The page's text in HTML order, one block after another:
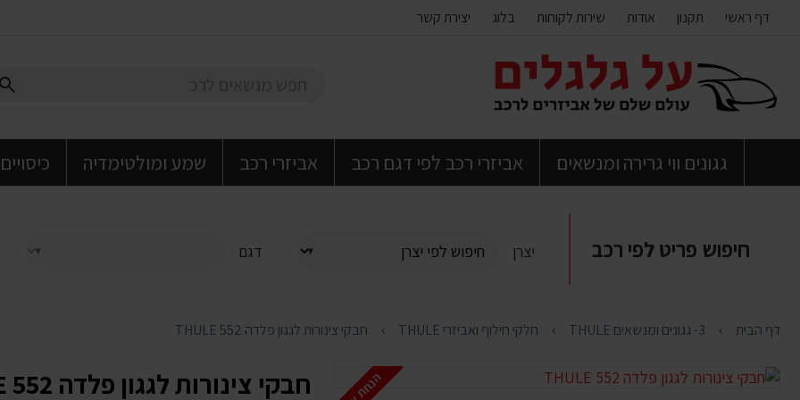
דף ראשי תקנון אודות שירות לקוחות בלוג יצירת קשר
גגונים ווי גרירה ומנשאים אביזרי רכב לפי דגם רכב אביזרי רכב שמע ומולטימדיה
חיפוש פריט לפי רכב יצרן דגם
דף הבית 3- גגונים ומנשאים THULE חלקי חילוף ואביזרי THULE חבקי צינורות לגגון פלדה THULE 552
חבקי צינורות לגגון פלדה THULE 552